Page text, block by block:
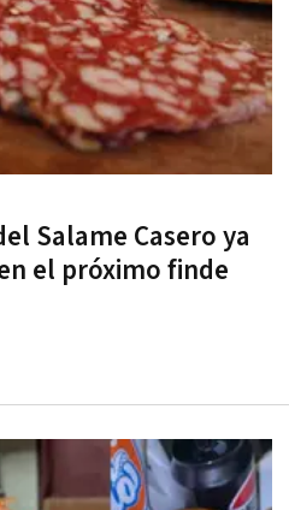
Salame Casero ya
el próximo finde